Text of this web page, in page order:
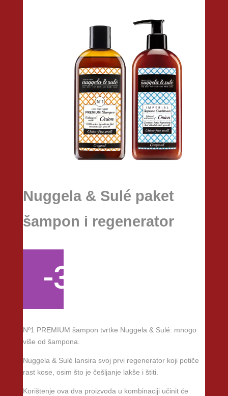
Nuggela & Sulé paket
šampon i regenerator
-33%
Nº1 PREMIUM šampon tvrtke Nuggela & Sulé: mnogo
više od šampona.
Nuggela & Sulé lansira svoj prvi regenerator koji potiče
rast kose, osim što je češljanje lakše i štiti.
Korištenje ova dva proizvoda u kombinaciji učinit će